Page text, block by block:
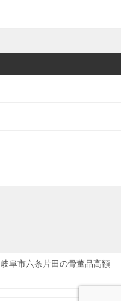
岐阜市六条片田の骨董品高額